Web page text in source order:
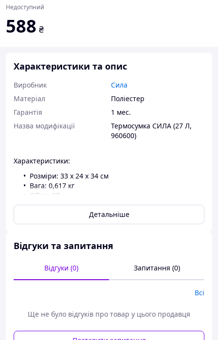
Недоступний
588 ₴
Характеристики та опис
Виробник
Сила
Матеріал
Поліестер
Гарантія
1 мес.
Назва модифікації
Термосумка СИЛА (27 Л,
960600)
Характеристики:
Розміри: 33 х 24 х 34 см
Вага: 0,617 кг
Об'єм: 27 л
Матеріал зовнішній: щільний поліестер з
водовідштовхувальним покриттям;
Матеріал усередині: піна ПЕ з алюмінієвою
Тип застібки: двостороння блискавка;
Ручки: текстильні, посилені стяжками;
Плечовий ремінь: регульований, із м’якою
накладкою;
Додатково: передня кишеня на блискавці.
Велика місткість
Тришарова теплоізоляція
Вологозахист і гігієнічність
Детальніше
Відгуки та запитання
Відгуки (0) Запитання (0)
Всі
Ще не було відгуків про товар у цього продавця